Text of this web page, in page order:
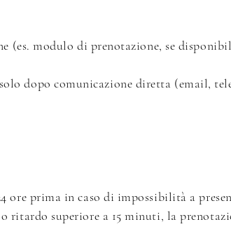
(es. modulo di prenotazione, se
dopo comunicazione diretta (email,
ore prima in caso di impossibilità a
ritardo superiore a 15 minuti, la